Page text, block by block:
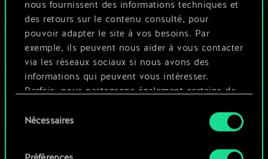
nous fournissent des informations techniques et
des retours sur le contenu consulté, pour
pouvoir adapter le site à vos besoins. Par
exemple, ils peuvent nous aider à vous contacter
via les réseaux sociaux si nous avons des
informations qui peuvent vous intéresser.
Parfois, nous partageons également certains de
ces cookies optionnels ne seront appliqués
duNécessaires
Nommer ce jeu et créer un guide
Modifier le jeu
OU
Parcourir les jeux de la communauté